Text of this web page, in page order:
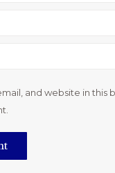
and website in this